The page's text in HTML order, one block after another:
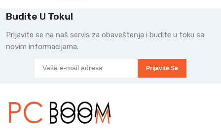
Budite U Toku!
Prijavite se na naš servis za obaveštenja i budite u toku sa
novim informacijama.
Prijavite Se